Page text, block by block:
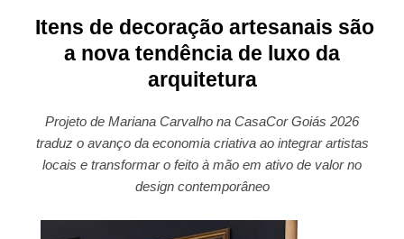
Itens de decoração artesanais são
a nova tendência de luxo da
arquitetura
Projeto de Mariana Carvalho na CasaCor Goiás 2026
traduz o avanço da economia criativa ao integrar artistas
locais e transformar o feito à mão em ativo de valor no
design contemporâneo